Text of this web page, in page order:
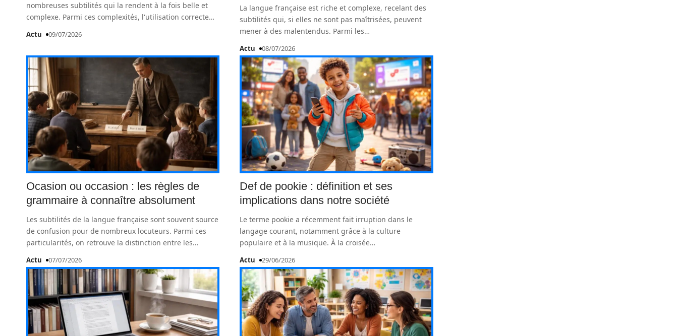
nombreuses subtilités qui la rendent à la fois belle et
complexe. Parmi ces complexités, l'utilisation correcte…
Actu 09/07/2026
La langue française est riche et complexe, recelant des
subtilités qui, si elles ne sont pas maîtrisées, peuvent
mener à des malentendus. Parmi les…
Actu 08/07/2026
Ocasion ou occasion : les règles de
grammaire à connaître absolument
Les subtilités de la langue française sont souvent source
de confusion pour de nombreux locuteurs. Parmi ces
particularités, on retrouve la distinction entre les…
Actu 07/07/2026
Def de pookie : définition et ses
implications dans notre société
Le terme pookie a récemment fait irruption dans le
langage courant, notamment grâce à la culture
populaire et à la musique. À la croisée…
Actu 29/06/2026